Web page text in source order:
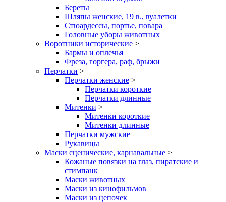
Береты
Шляпы женские, 19 в., вуалетки
Стюардессы, портье, повара
Головные уборы животных
Воротники исторические >
Бармы и оплечья
Фреза, горгера, раф, брыжи
Перчатки >
Перчатки женские >
Перчатки короткие
Перчатки длинные
Митенки >
Митенки короткие
Митенки длинные
Перчатки мужские
Рукавицы
Маски сценические, карнавальные >
Кожаные повязки на глаз, пиратские и
стимпанк
Маски животных
Маски из кинофильмов
Маски из цепочек